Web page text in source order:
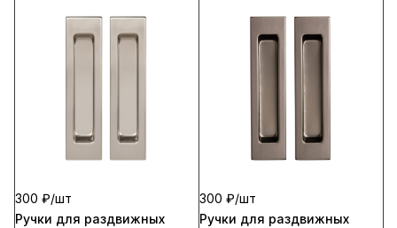
300 ₽/шт
Ручки для раздвижных
300 ₽/шт
Ручки для раздвижных